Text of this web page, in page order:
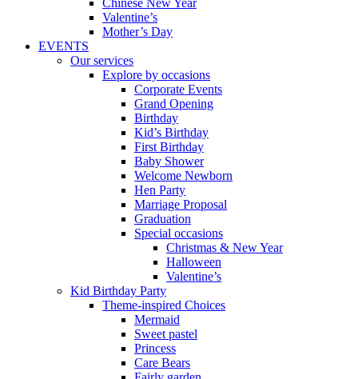
Chinese New Year
Valentine’s
Mother’s Day
EVENTS
Our services
Explore by occasions
Corporate Events
Grand Opening
Birthday
Kid’s Birthday
First Birthday
Baby Shower
Welcome Newborn
Hen Party
Marriage Proposal
Graduation
Special occasions
Christmas & New Year
Halloween
Valentine’s
Kid Birthday Party
Theme-inspired Choices
Mermaid
Sweet pastel
Princess
Care Bears